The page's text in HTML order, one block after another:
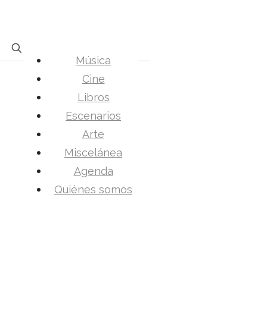
Música
Cine
Libros
Escenarios
Arte
Miscelánea
Agenda
Quiénes somos